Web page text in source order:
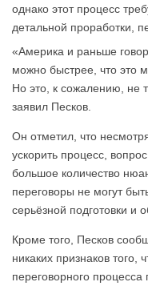
однако этот процесс
детальной проработки,
«Америка и раньше
можно быстрее, что это
Но это, к сожалению, не
заявил Песков.
Он отметил, что
ускорить процесс,
большое количество
переговоры не могут
серьёзной подготовки и
Кроме того, Песков
никаких признаков
переговорного